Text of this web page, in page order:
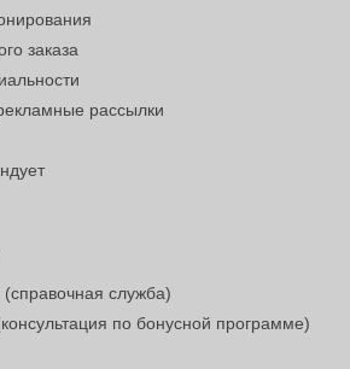
заказа
рассылки
(справочная служба)
по бонусной программе)